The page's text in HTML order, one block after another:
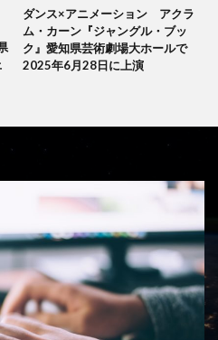
ダンス×アニメーション アクラ
ム・カーン『ジャングル・ブッ
ク』愛知県芸術劇場大ホールで
2025年6月28日に上演